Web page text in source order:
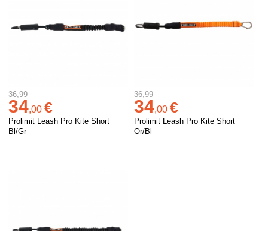
36,99
34,00 €
Prolimit Leash Pro Kite Short
Bl/Gr
36,99
34,00 €
Prolimit Leash Pro Kite Short
Or/Bl